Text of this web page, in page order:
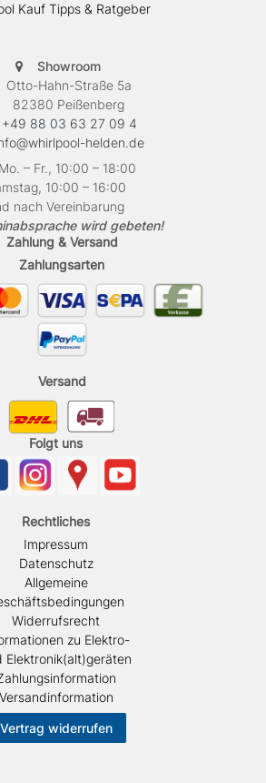
Kauf Tipps & Ratgeber
Showroom
Hahn-Straße 5a
Peißenberg
+49 88 03 63 27 09 4
helden.de
Mo. – Fr., 10:00 – 18:00
10:00 – 16:00
nach Vereinbarung
wird gebeten!
Zahlung & Versand
Zahlungsarten
Versand
Folgt uns
Rechtliches
Impressum
Datenschutz
Allgemeine
Widerrufsrecht
zu Elektro-
Elektronik(alt)geräten
Versandinformation
Vertrag widerrufen